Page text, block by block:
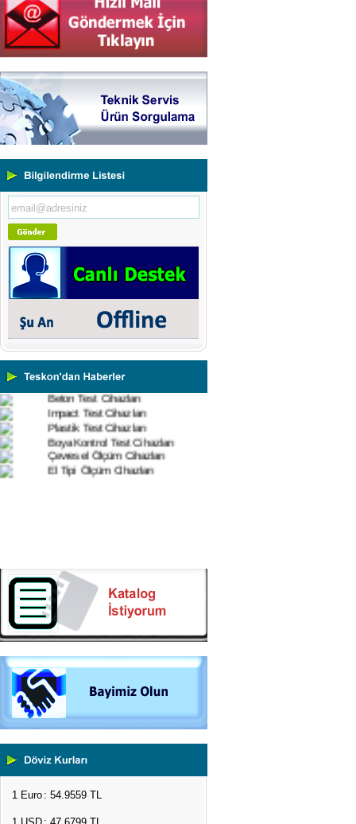
Yeni Binamıza TAŞINDIK
Portatif ve Tezgah Tipi Sertlik
Ölçüm Cihazları
Cihazları
Ultrasonik Kalınlık Ölçüm
Yüzey Pürüzlülük Ölçüm
Vİbrasyon Test Cihazları
Tork Ölçerler-Kuvvet Ölçerler
Mikroskoplar
Numune Hazırlama Cihazları
Profil Projektörler
3 Boyutlu Ölçüm Cihazları
Çekme Kopma Test Cihazları
Impact Test Cihazları
Plastik Test Cihazları
Boya Kontrol Test Cihazları
Çevresel Ölçüm Cihazları
El Tipi Ölçüm Cihazları
1 Euro : 54.9559 TL